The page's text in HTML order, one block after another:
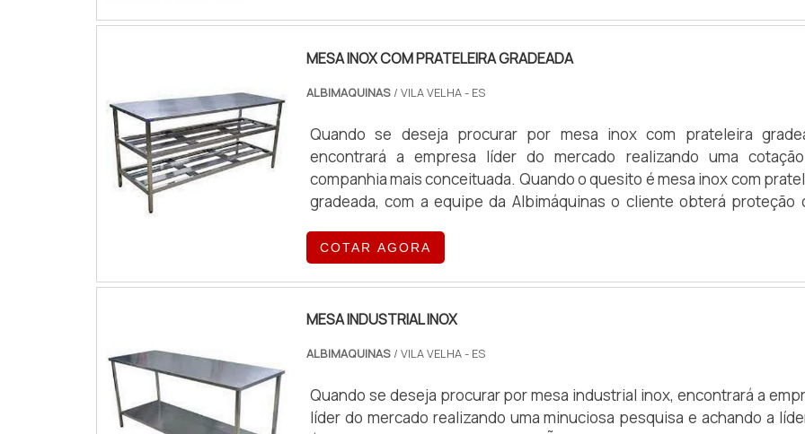
MESA INOX COM PRATELEIRA GRADEADA
ALBIMAQUINAS / VILA VELHA - ES
Quando se deseja procurar por mesa inox com prateleira
encontrará a empresa líder do mercado realizando uma
companhia mais conceituada. Quando o quesito é mesa inox com
gradeada, com a equipe da Albimáquinas o cliente obterá proteção
PRATELEIRA GRADEADAA Albimáquinas foca sua estratégia em produzir
estrutura aos clientes com escritório de alt...
COTAR AGORA
MESA INDUSTRIAL INOX
ALBIMAQUINAS / VILA VELHA - ES
Quando se deseja procurar por mesa industrial inox, encontrará a
líder do mercado realizando uma minuciosa pesquisa e achando a